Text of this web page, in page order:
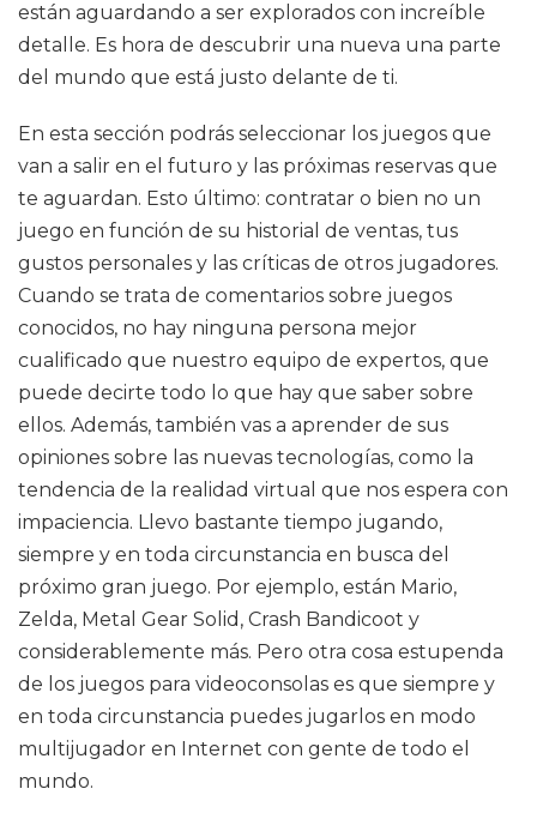
están aguardando a ser explorados con increíble
detalle. Es hora de descubrir una nueva una parte
del mundo que está justo delante de ti.
En esta sección podrás seleccionar los juegos que
van a salir en el futuro y las próximas reservas que
te aguardan. Esto último: contratar o bien no un
juego en función de su historial de ventas, tus
gustos personales y las críticas de otros jugadores.
Cuando se trata de comentarios sobre juegos
conocidos, no hay ninguna persona mejor
cualificado que nuestro equipo de expertos, que
puede decirte todo lo que hay que saber sobre
ellos. Además, también vas a aprender de sus
opiniones sobre las nuevas tecnologías, como la
tendencia de la realidad virtual que nos espera con
impaciencia. Llevo bastante tiempo jugando,
siempre y en toda circunstancia en busca del
próximo gran juego. Por ejemplo, están Mario,
Zelda, Metal Gear Solid, Crash Bandicoot y
considerablemente más. Pero otra cosa estupenda
de los juegos para videoconsolas es que siempre y
en toda circunstancia puedes jugarlos en modo
multijugador en Internet con gente de todo el
mundo.